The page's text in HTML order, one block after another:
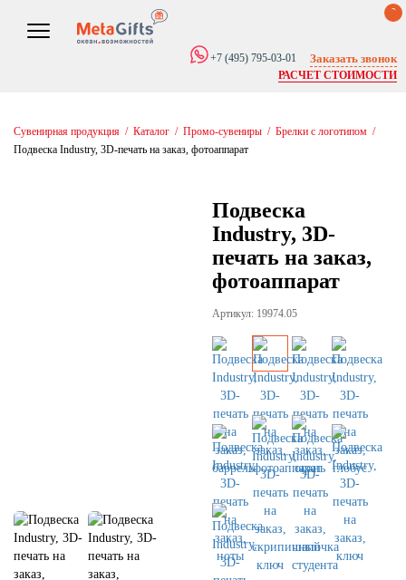
0
+7 (495) 795-03-01 Заказать звонок
РАСЧЕТ СТОИМОСТИ
Сувенирная продукция / Каталог / Промо-сувениры / Брелки с логотипом /
Подвеска Industry, 3D-печать на заказ, фотоаппарат
Подвеска
Industry, 3D-
печать на заказ,
фотоаппарат
Артикул: 19974.05